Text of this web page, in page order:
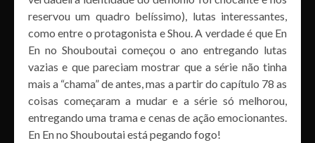
reservou um quadro belíssimo), lutas interessantes,
como entre o protagonista e Shou. A verdade é que En
En no Shouboutai começou o ano entregando lutas
vazias e que pareciam mostrar que a série não tinha
mais a “chama” de antes, mas a partir do capítulo 78 as
coisas começaram a mudar e a série só melhorou,
entregando uma trama e cenas de ação emocionantes.
En En no Shouboutai está pegando fogo!